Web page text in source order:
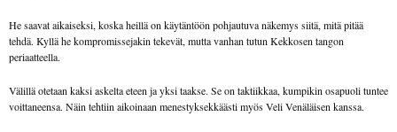
He saavat aikaiseksi, koska heillä on käytäntöön pohjautuva näkemys siitä, mitä pitää
tehdä. Kyllä he kompromissejakin tekevät, mutta vanhan tutun Kekkosen tangon
periaatteella.
Välillä otetaan kaksi askelta eteen ja yksi taakse. Se on taktiikkaa, kumpikin osapuoli tuntee
voittaneensa. Näin tehtiin aikoinaan menestyksekkäästi myös Veli Venäläisen kanssa.